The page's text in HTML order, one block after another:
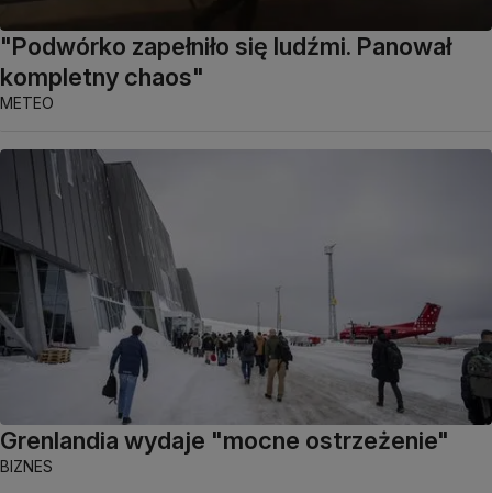
"Podwórko zapełniło się ludźmi. Panował
kompletny chaos"
METEO
Grenlandia wydaje "mocne ostrzeżenie"
BIZNES